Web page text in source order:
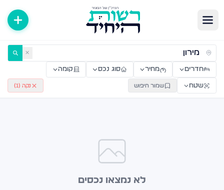
דירות למכירה ולהשכרה — רשות היחיד ✕
חדרים מחיר סוג נכס קומה
שטח שמור חיפוש נקה ( 1
)
לא נמצאו נכסים